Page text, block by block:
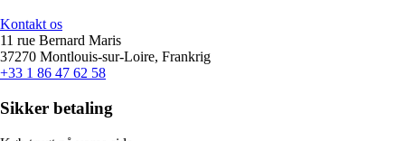
Kontakt os
11 rue Bernard Maris
37270 Montlouis-sur-Loire, Frankrig
+33 1 86 47 62 58
Sikker betaling